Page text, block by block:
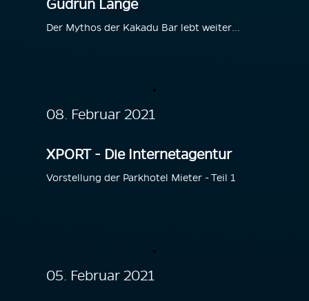
Gudrun Lange
Der Mythos der Kakadu Bar lebt weiter...
08. Februar 2021
XPORT - Die Internetagentur
Vorstellung der Parkhotel Mieter - Teil 1
05. Februar 2021